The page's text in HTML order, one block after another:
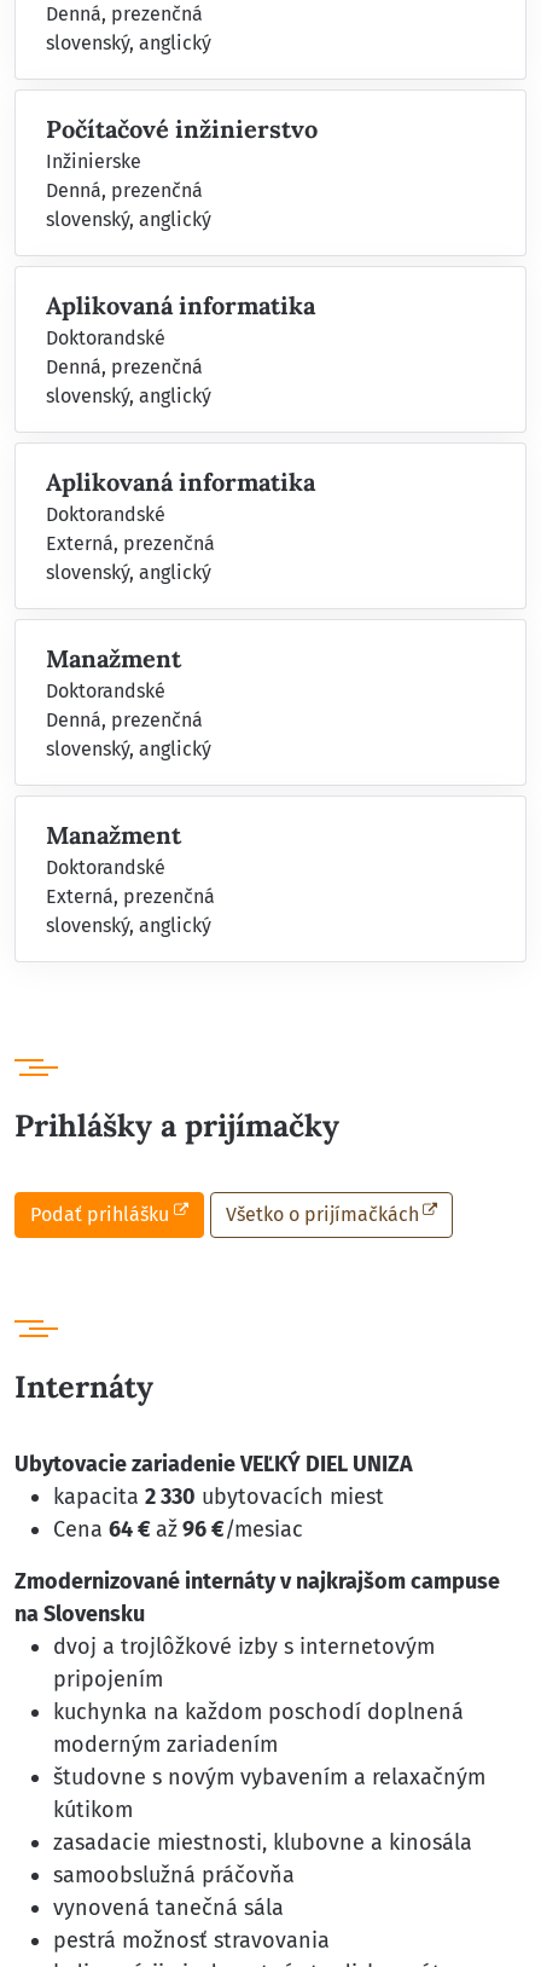
Denná, prezenčná
slovenský, anglický
Počítačové inžinierstvo
Inžinierske
Denná, prezenčná
slovenský, anglický
Aplikovaná informatika
Doktorandské
Denná, prezenčná
slovenský, anglický
Aplikovaná informatika
Doktorandské
Externá, prezenčná
slovenský, anglický
Manažment
Doktorandské
Denná, prezenčná
slovenský, anglický
Manažment
Doktorandské
Externá, prezenčná
slovenský, anglický
Prihlášky a prijímačky
Podať prihlášku Všetko o prijímačkách
Internáty
Ubytovacie zariadenie VEĽKÝ DIEL UNIZA
kapacita 2 330 ubytovacích miest
Cena 64 €až96 €/mesiac
Zmodernizované internáty v najkrajšom campuse
na Slovensku
dvoj a trojlôžkové izby s internetovým
pripojením
kuchynka na každom poschodí doplnená
moderným zariadením
študovne s novým vybavením a relaxačným
kútikom
zasadacie miestnosti, klubovne a kinosála
samoobslužná práčovňa
vynovená tanečná sála
pestrá možnosť stravovania